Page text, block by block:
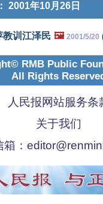
2001年10月26日
教训江泽民 🖼️ 2001/5/20
RMB Public
All Rights
人民报网站服务条
关于我们
：